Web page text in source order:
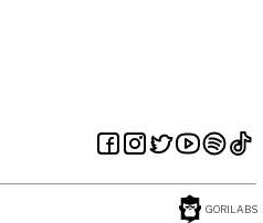
GORILABS